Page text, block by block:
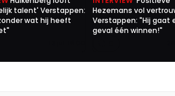
talent' Verstappen:
wat hij heeft
Hezemans vol
Verstappen: "Hij gaat
geval één winnen!"